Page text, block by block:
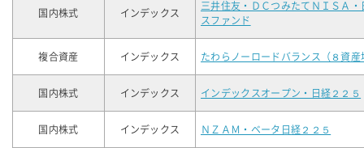
国内株式 インデックス
三井住友・ＤＣつみたてＮＩＳＡ
スファンド
複合資産 インデックス たわらノーロードバランス（８資産
国内株式 インデックス インデックスオープン・日経２２５
国内株式 インデックス ＮＺＡＭ・ベータ日経２２５